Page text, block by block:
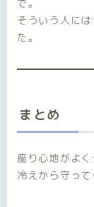
で。
そういう人に
た。
まとめ
座り心地がよ
冷えから守って